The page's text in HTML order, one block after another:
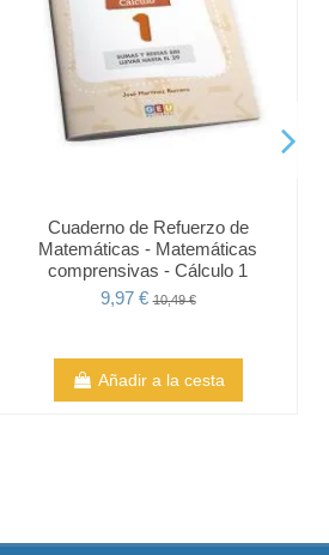
Cuaderno de Refuerzo de
Matemáticas - Matemáticas
comprensivas - Cálculo 1
9,97 €10,49 €
Añadir a la cesta